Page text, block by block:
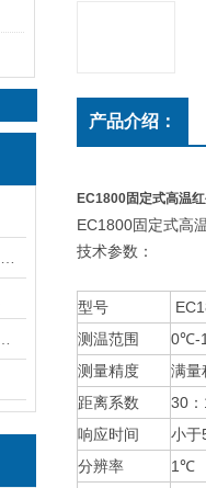
产品介绍：
EC1800固定式高温
EC1800固定式高
技术参数：
型号
测温范围
0℃-
测量精度
满量
距离系数
30
响应时间
小于
分辨率
1℃